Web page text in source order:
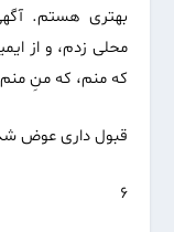
بهتری هستم.
محلی زدم، و از
که منم، که منِ
قبول داری عوض
۶